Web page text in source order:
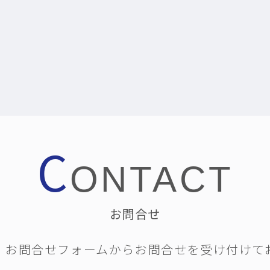
CONTACT
お問合せ
お問合せフォームから お問合せを受け付けて